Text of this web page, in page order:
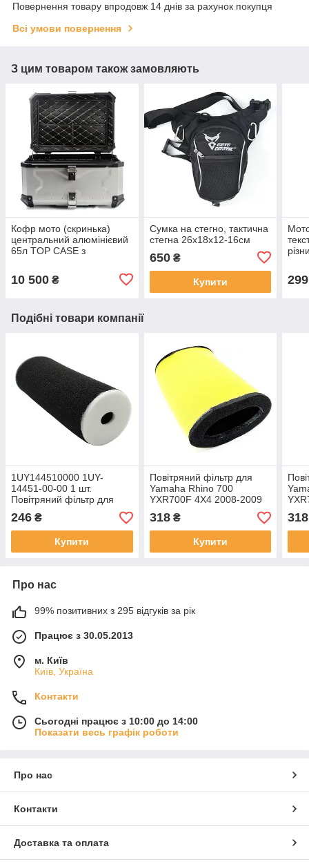
Повернення товару впродовж 14 днів за рахунок покупця
Всі умови повернення
З цим товаром також замовляють
Кофр мото (скринька)
центральний алюмінієвий
65л TOP CASE з
10 500 ₴
Сумка на стегно, тактична
стегна 26х18х12-16см
650₴
Купити 299
Подібні товари компанії
1UY144510000 1UY-
14451-00-00 1 шт.
Повітряний фільтр для
Yamaha 350 Wolverine 350
4x4 Raptor 350 Grizzly 660
246 ₴
Купити
Повітряний фільтр для
Yamaha Rhino 700
YXR700F 4X4 2008-2009
2011-2013 OEM 5B4-
E4451-00-00 TJ-E-249-1
318₴
Купити
318
Про нас
99% позитивних з 295 відгуків за рік
Працює з 30.05.2013
м. Київ
Київ, Україна
Контакти
Сьогодні працює з 10:00 до 14:00
Показати весь графік роботи
Про нас
Контакти
Доставка та оплата